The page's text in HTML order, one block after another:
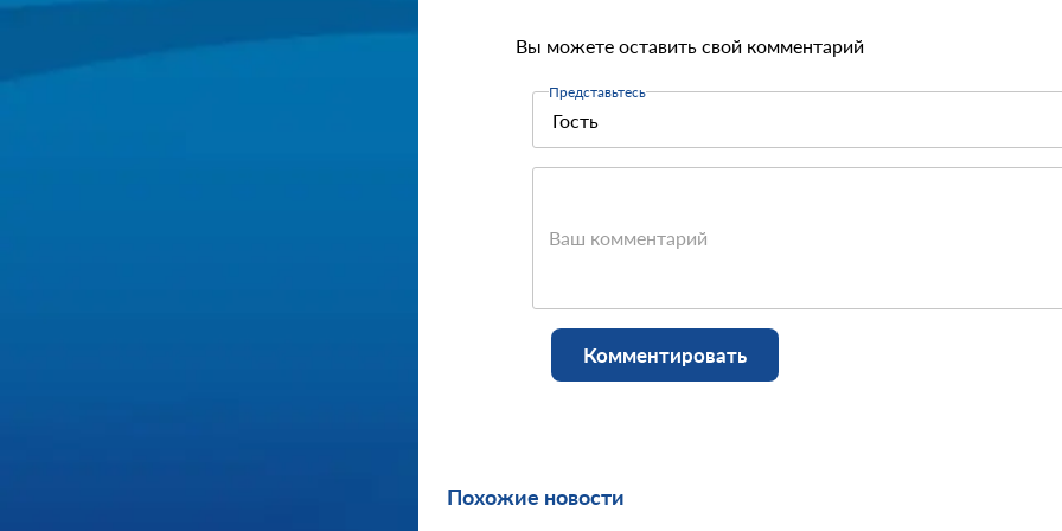
Вы можете оставить свой комментарий
Представьтесь
Ваш комментарий
Комментировать
Похожие новости